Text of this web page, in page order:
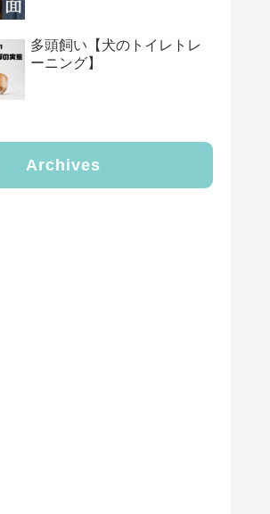
多頭飼い【犬のトイレトレ
ーニング】
Archives